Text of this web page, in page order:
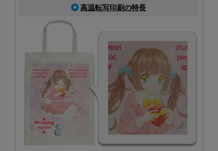
高温転写印刷の特長